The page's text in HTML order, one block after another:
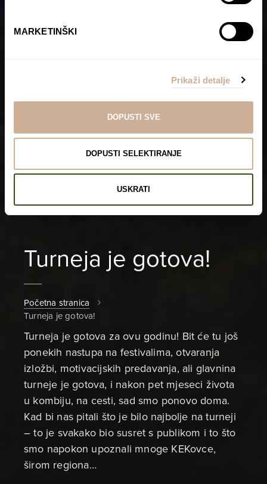
MARKETINŠKI
Prikaži detalje
DOPUSTI SVE
DOPUSTI SELEKTIRANJE
USKRATI
Turneja je gotova!
Početna stranica
Turneja je gotova!
Turneja je gotova za ovu godinu! Bit će tu još
ponekih nastupa na festivalima, otvaranja
izložbi, motivacijskih predavanja, ali glavnina
turneje je gotova, i nakon pet mjeseci života
u kombiju, na cesti, sad smo ponovo doma.
Kad bi nas pitali što je bilo najbolje na turneji
– to je svakako bio susret s publikom i to što
smo napokon upoznali mnoge KEKovce,
širom regiona…